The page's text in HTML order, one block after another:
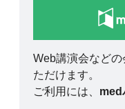
Web講演会など
ただけます。
ご利用には、 med